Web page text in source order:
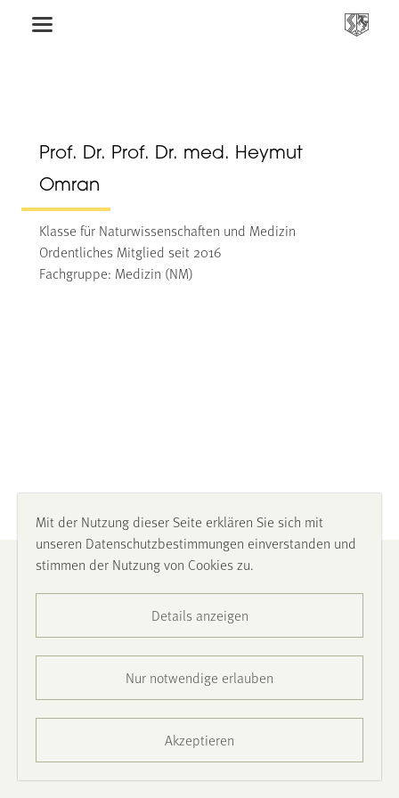
Prof. Dr. Prof. Dr. med. Heymut
Omran
Klasse für Naturwissenschaften und Medizin
Ordentliches Mitglied seit 2016
Fachgruppe: Medizin (NM)
Impressum
Presse
Mit der Nutzung dieser Seite erklären Sie sich mit
unseren Datenschutzbestimmungen einverstanden und
stimmen der Nutzung von Cookies zu.
Details anzeigen
Nur notwendige erlauben
Akzeptieren